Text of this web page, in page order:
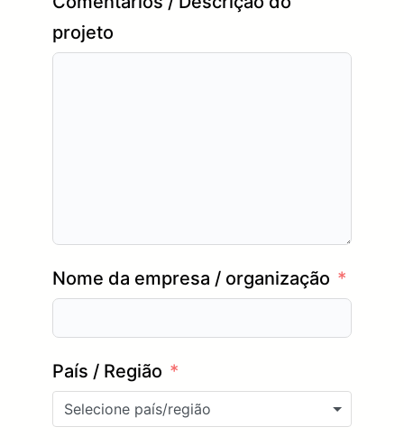
projeto
Nome da empresa / organização
País / Região
Selecione país/região